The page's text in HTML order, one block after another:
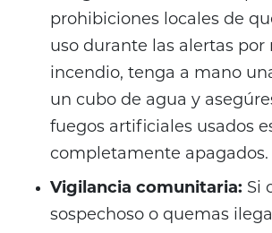
prohibiciones locales de
uso durante las alertas por
incendio, tenga a mano
un cubo de agua y
fuegos artificiales usados
completamente apagados.
Vigilancia comunitaria: Si
sospechoso o quemas